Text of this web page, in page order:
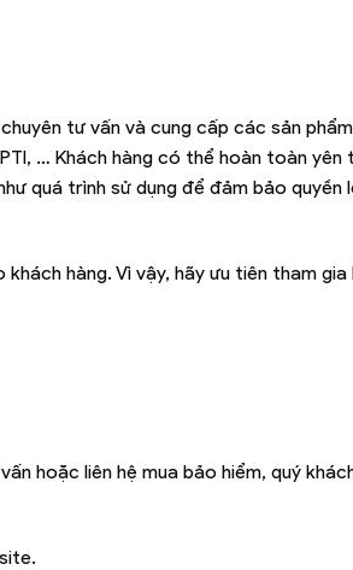
tư vấn và cung cấp các sản phẩm
… Khách hàng có thể hoàn toàn
quá trình sử dụng để đảm bảo quyền
hàng. Vì vậy, hãy ưu tiên tham
hoặc liên hệ mua bảo hiểm, quý